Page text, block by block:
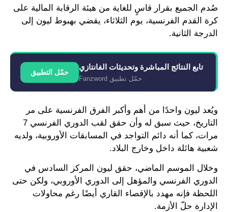
صُدم الجميع بقرار قاسٍ للغاية من هيئة الرقابة المالية على
كرة القدم الفرنسية، يوم الثلاثاء، يقضي بهبوط ليون إلى
الدرجة الثانية.
تابع النتائج المباشرة وتحديثات الفانتازي
حمّل تطبيق Fanzword
حمّل التطبيق
ويُعد ليون واحدًا من أهم وأكبر الفرق الفرنسية على مر
التاريخ، حيث سبق له وأن حقق لقب الدوري الفرنسي 7
مرات، كما أنه دائم التواجد في المسابقات الأوروبية، ولديه
شعبية هائلة داخل وخارج البلاد.
وخلال الموسم الماضي، حقق ليون المركز السادس في
الدوري الفرنسي والمؤهل إلى الدوري الأوروبي، ولكن حتى
اللحظة فإنه مهدد بالإقصاء القاري أيضًا رغم محاولات
الإدارة حلّ الأزمة.